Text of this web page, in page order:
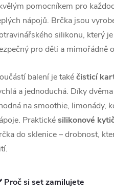
pomocníkem pro
nápojů. Brčka jsou
silikonu, který
pro děti a mimořádně
balení je takéčisticí
a jednoduchá. Díky
na smoothie, limonády,
Praktickésilikonové
do sklenice – drobnost,
si set zamilujete